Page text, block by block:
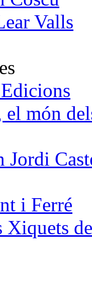
Valls
el món
Jordi
i Ferré
Xiquets